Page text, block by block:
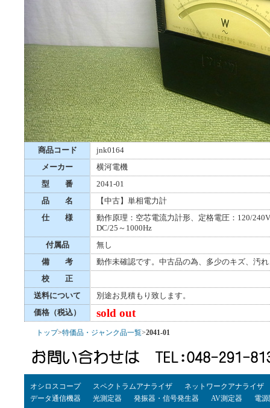
商品コード
jnk0164
メーカー
横河電機
型 番
2041-01
品 名
【中古】単相電力計
仕 様
動作原理：空芯電流力計形、定格電圧：120/
DC/25～1000Hz
付属品
無し
備 考
動作未確認です。中古品の為、多少のキズ、汚
校 正
送料について
別途お見積もり致します。
価格（税込）
sold out
トップ>特価品・ジャンク品一覧>2041-01
オシロスコープ スペクトラムアナライザ
ネットワークアナライザ
データ通信機器
光測定器 発振器・信号発生器 AV測定器 電